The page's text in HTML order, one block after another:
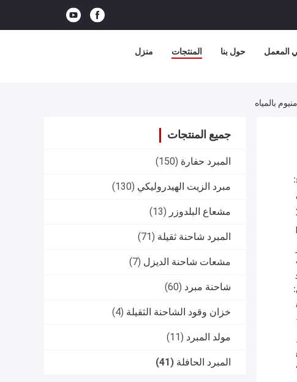
منزل المنتجات حول بنا المعمل
جميع المنتجات
المبرد حفارة (150)
مبرد الزيت الهيدروليكي (130)
مشعاع البلدوزر (13)
المبرد شاحنة ثقيلة (71)
مشعات شاحنة الديزل (7)
شاحنة مبرد (60)
خزان وقود الشاحنة الثقيلة (4)
مولد المبرد (11)
المبرد الحافلة (41)